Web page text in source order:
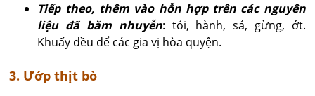
Tiếp theo, thêm vào hỗn hợp trên các nguyên
liệu đã băm nhuyễn: tỏi, hành, sả, gừng, ớt.
Khuấy đều để các gia vị hòa quyện.
3. Ướp thịt bò